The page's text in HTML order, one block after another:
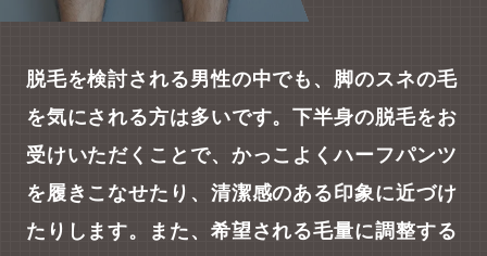
脱毛を検討される男性の中でも、脚のスネの毛
を気にされる方は多いです。下半身の脱毛をお
受けいただくことで、かっこよくハーフパンツ
を履きこなせたり、清潔感のある印象に近づけ
たりします。また、希望される毛量に調整する